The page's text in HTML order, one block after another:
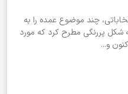
چند موضوع عمده را به
پررنگی مطرح کرد که مورد
و...